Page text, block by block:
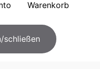
Warenkorb
schließen